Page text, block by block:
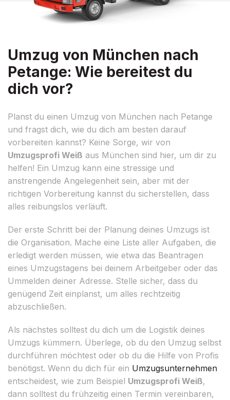
Umzug von München nach
Petange: Wie bereitest du
dich vor?
Planst du einen Umzug von München nach Petange
und fragst dich, wie du dich am besten darauf
vorbereiten kannst? Keine Sorge, wir von
Umzugsprofi Weiß aus München sind hier, um dir zu
helfen! Ein Umzug kann eine stressige und
anstrengende Angelegenheit sein, aber mit der
richtigen Vorbereitung kannst du sicherstellen, dass
alles reibungslos verläuft.
Der erste Schritt bei der Planung deines Umzugs ist
die Organisation. Mache eine Liste aller Aufgaben, die
erledigt werden müssen, wie etwa das Beantragen
eines Umzugstagens bei deinem Arbeitgeber oder das
Ummelden deiner Adresse. Stelle sicher, dass du
genügend Zeit einplanst, um alles rechtzeitig
abzuschließen.
Als nächstes solltest du dich um die Logistik deines
Umzugs kümmern. Überlege, ob du den Umzug selbst
durchführen möchtest oder ob du die Hilfe von Profis
benötigst. Wenn du dich für ein Umzugsunternehmen
entscheidest, wie zum Beispiel Umzugsprofi Weiß,
dann solltest du frühzeitig einen Termin vereinbaren,